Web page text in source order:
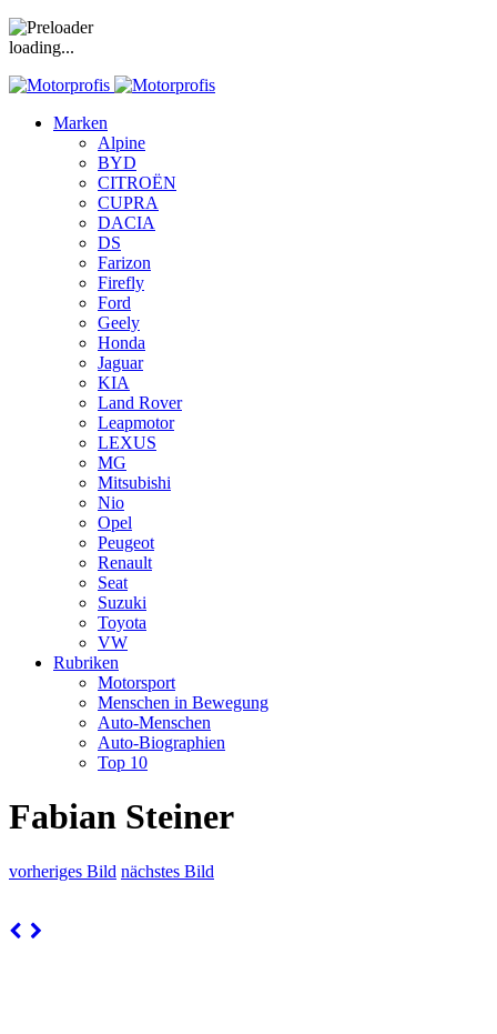
loading...
Marken
Alpine
BYD
CITROËN
CUPRA
DACIA
DS
Farizon
Firefly
Ford
Geely
Honda
Jaguar
KIA
Land Rover
Leapmotor
LEXUS
MG
Mitsubishi
Nio
Opel
Peugeot
Renault
Seat
Suzuki
Toyota
VW
Rubriken
Motorsport
Menschen in Bewegung
Auto-Menschen
Auto-Biographien
Top 10
Fabian Steiner
vorheriges Bild nächstes Bild